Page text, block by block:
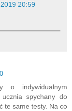
20:59
o indywidualnym
spychany do
te same testy. Na co